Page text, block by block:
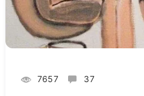
7657 37